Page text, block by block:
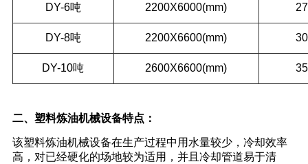
DY-6吨 2200X6000(mm)
DY-8吨 2200X6600(mm)
DY-10吨 2600X6600(mm)
二、塑料炼油机械设备特点：
该塑料炼油机械设备在生产过程中用水量较少，冷却效率
高，对已经硬化的场地较为适用，并且冷却管道易于清